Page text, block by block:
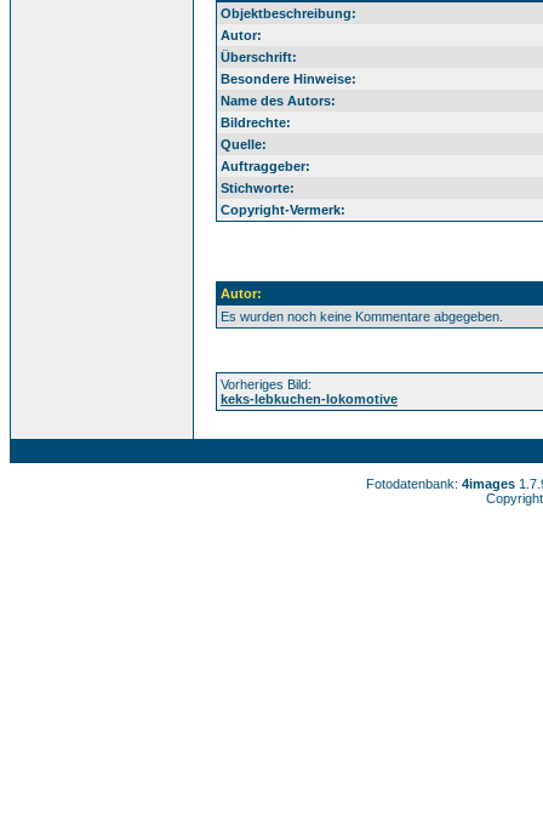
Objektbeschreibung:
Autor:
Überschrift:
Besondere Hinweise:
Name des Autors:
Bildrechte:
Quelle:
Auftraggeber:
Stichworte:
Copyright-Vermerk:
Autor:
Es wurden noch keine Kommentare abgegeben.
Vorheriges Bild:
keks-lebkuchen-lokomotive
Fotodatenbank: 4images